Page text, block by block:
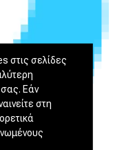
στις σελίδες
σας. Εάν
στη